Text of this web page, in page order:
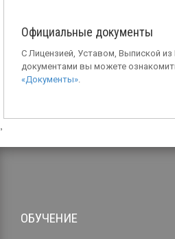
Официальные документы
С Лицензией, Уставом, Выпиской
документами вы можете
«Документы».
ОБУЧЕНИЕ